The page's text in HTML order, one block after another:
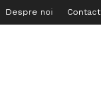
Despre noi Contact